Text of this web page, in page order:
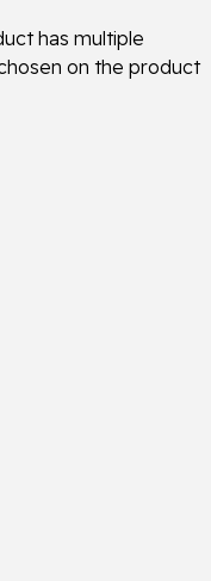
has multiple
on the product